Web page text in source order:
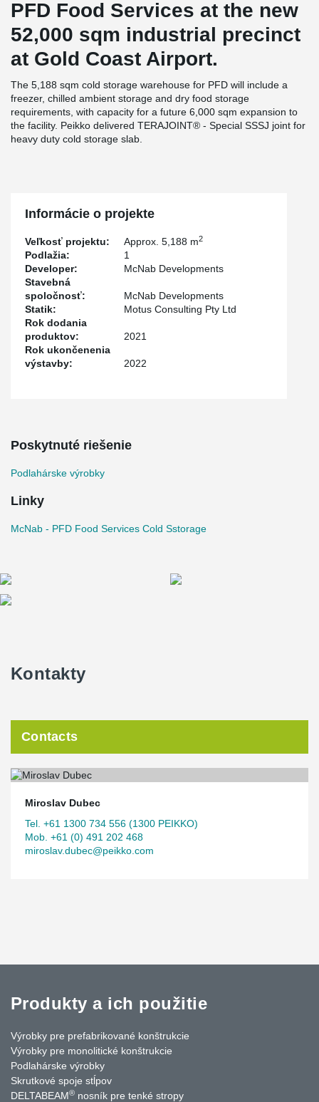
PFD Food Services at the new
52,000 sqm industrial precinct
at Gold Coast Airport.
The 5,188 sqm cold storage warehouse for PFD will include a
freezer, chilled ambient storage and dry food storage
requirements, with capacity for a future 6,000 sqm expansion to
the facility. Peikko delivered TERAJOINT® - Special SSSJ joint for
heavy duty cold storage slab.
Informácie o projekte
Veľkosť projektu: Approx. 5,188 m2
Podlažia:
1
Developer:
McNab Developments
Stavebná
spoločnosť:
McNab Developments
Statik:
Motus Consulting Pty Ltd
Rok dodania
produktov:
2021
Rok ukončenenia
výstavby:
2022
Poskytnuté riešenie
Podlahárske výrobky
Linky
McNab - PFD Food Services Cold Sstorage
Kontakty
Contacts
Miroslav Dubec
Tel. +61 1300 734 556 (1300 PEIKKO)
Mob. +61 (0) 491 202 468
miroslav.dubec@peikko.com
Produkty a ich použitie
Výrobky pre prefabrikované konštrukcie
Výrobky pre monolitické konštrukcie
Podlahárske výrobky
Skrutkové spoje stĺpov
DELTABEAM® nosník pre tenké stropy